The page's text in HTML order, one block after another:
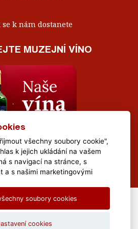
se k nám dostanete
MUZEJNÍ VÍNO
Brněnska © 2020, Webdesign by
všechny soubory cookie",
k jejich ukládání na vašem
s navigací na stránce, s
a s našimi marketingovými
soubory cookies
cookies